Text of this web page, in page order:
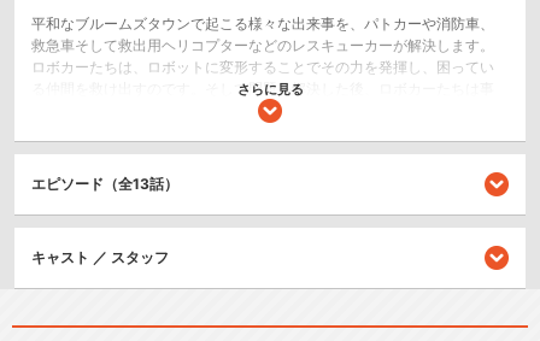
平和なブルームズタウンで起こる様々な出来事を、パトカーや消防車、
救急車そして救出用ヘリコプターなどのレスキューカーが解決します。
ロボカーたちは、ロボットに変形することでその力を発揮し、困ってい
る仲間を救け出すのです。そして問題を解決した後、ロボカーたちは事
故の原因を優しく説明し、もう事故を起こさないよう注意する点などを
シリーズ／関連のアニメ作品
ロボカーポリー シーズン１
さらに見る
エピソード（全13話）
キャスト ／ スタッフ